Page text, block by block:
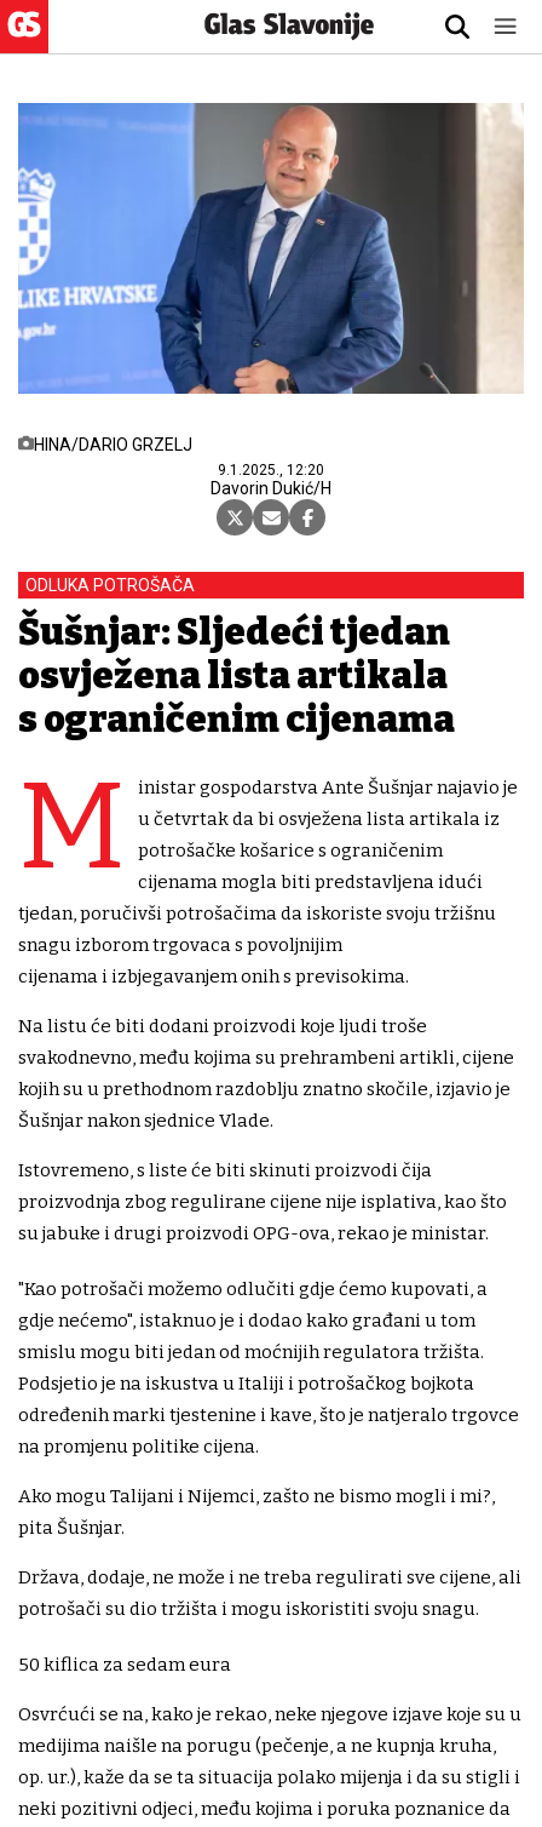
HINA/DARIO GRZELJ
9.1.2025., 12:20
Davorin Dukić/H
ODLUKA POTROŠAČA
Šušnjar: Sljedeći tjedan
osvježena lista artikala
s ograničenim cijenama
M
inistar gospodarstva Ante Šušnjar najavio je
u četvrtak da bi osvježena lista artikala iz
potrošačke košarice s ograničenim
cijenama mogla biti predstavljena idući
tjedan, poručivši potrošačima da iskoriste svoju tržišnu
snagu izborom trgovaca s povoljnijim
cijenama i izbjegavanjem onih s previsokima.
Na listu će biti dodani proizvodi koje ljudi troše
svakodnevno, među kojima su prehrambeni artikli, cijene
kojih su u prethodnom razdoblju znatno skočile, izjavio je
Šušnjar nakon sjednice Vlade.
Istovremeno, s liste će biti skinuti proizvodi čija
proizvodnja zbog regulirane cijene nije isplativa, kao što
su jabuke i drugi proizvodi OPG-ova, rekao je ministar.
"Kao potrošači možemo odlučiti gdje ćemo kupovati, a
gdje nećemo", istaknuo je i dodao kako građani u tom
smislu mogu biti jedan od moćnijih regulatora tržišta.
Podsjetio je na iskustva u Italiji i potrošačkog bojkota
određenih marki tjestenine i kave, što je natjeralo trgovce
na promjenu politike cijena.
Ako mogu Talijani i Nijemci, zašto ne bismo mogli i mi?,
pita Šušnjar.
Država, dodaje, ne može i ne treba regulirati sve cijene, ali
potrošači su dio tržišta i mogu iskoristiti svoju snagu.
50 kiflica za sedam eura
Osvrćući se na, kako je rekao, neke njegove izjave koje su u
medijima naišle na porugu (pečenje, a ne kupnja kruha,
op. ur.), kaže da se ta situacija polako mijenja i da su stigli i
neki pozitivni odjeci, među kojima i poruka poznanice da